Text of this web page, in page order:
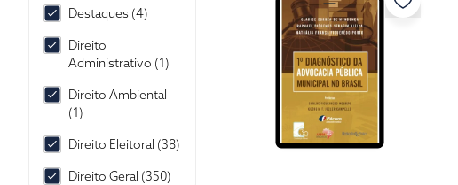
Destaques (4)
Direito
Administrativo (1)
Direito Ambiental
(1)
Direito Eleitoral (38)
Direito Geral (350)